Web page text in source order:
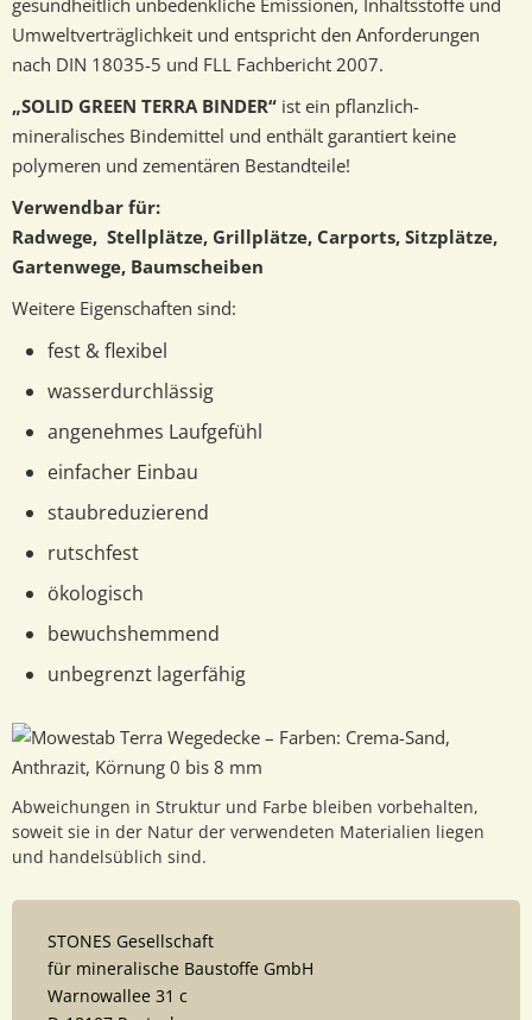
gesundheitlich unbedenkliche Emissionen, Inhaltsstoffe und
Umweltverträglichkeit und entspricht den Anforderungen
nach DIN 18035-5 und FLL Fachbericht 2007.
„SOLID GREEN TERRA BINDER“ ist ein pflanzlich-
mineralisches Bindemittel und enthält garantiert keine
polymeren und zementären Bestandteile!
Verwendbar für:
Radwege, Stellplätze, Grillplätze, Carports, Sitzplätze,
Gartenwege, Baumscheiben
Weitere Eigenschaften sind:
fest & flexibel
wasserdurchlässig
angenehmes Laufgefühl
einfacher Einbau
staubreduzierend
rutschfest
ökologisch
bewuchshemmend
unbegrenzt lagerfähig
Abweichungen in Struktur und Farbe bleiben vorbehalten,
soweit sie in der Natur der verwendeten Materialien liegen
und handelsüblich sind.
STONES Gesellschaft
für mineralische Baustoffe GmbH
Warnowallee 31 c